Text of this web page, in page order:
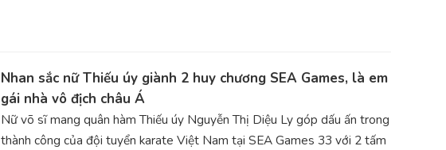
Nhan sắc nữ Thiếu úy giành 2 huy chương SEA Games, là em
gái nhà vô địch châu Á
Nữ võ sĩ mang quân hàm Thiếu úy Nguyễn Thị Diệu Ly góp dấu ấn trong
thành công của đội tuyển karate Việt Nam tại SEA Games 33 với 2 tấm